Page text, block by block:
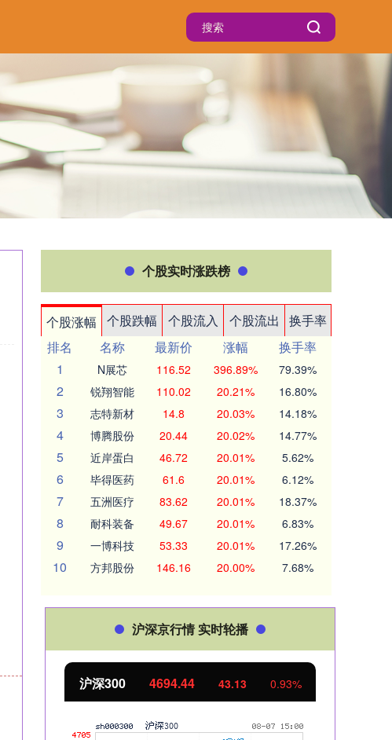
个股实时涨跌榜
个股涨幅 个股跌幅 个股流入 个股流出
换手率
排名
名称 最新价 涨幅
换手率
1
N展芯 116.52 396.89% 79.39%
2 锐翔智能 110.02 20.21% 16.80%
3 志特新材 14.8 20.03% 14.18%
4 博腾股份 20.44 20.02% 14.77%
5 近岸蛋白 46.72 20.01% 5.62%
6 毕得医药 61.6 20.01% 6.12%
7 五洲医疗 83.62 20.01% 18.37%
8 耐科装备 49.67 20.01% 6.83%
9 一博科技 53.33 20.01% 17.26%
10 方邦股份 146.16 20.00% 7.68%
沪深京行情 实时轮播
沪深300 4694.44 43.13 0.93%